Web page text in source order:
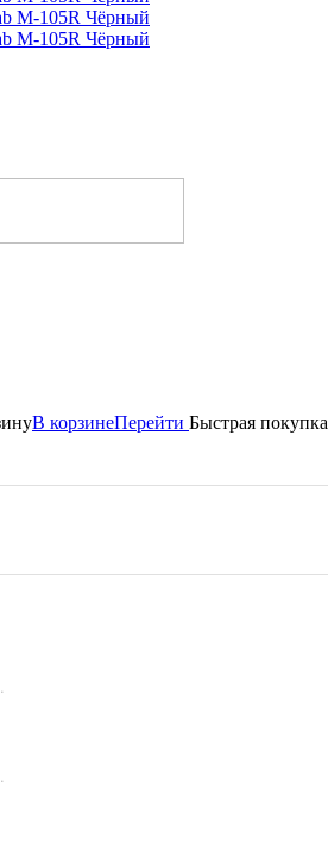
В корзинеПерейти Быстрая покупка